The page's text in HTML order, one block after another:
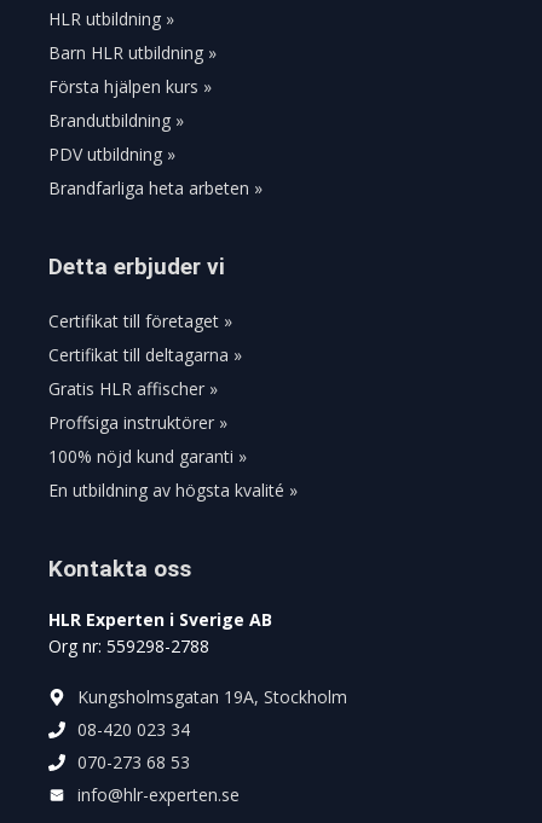
HLR utbildning »
Barn HLR utbildning »
Första hjälpen kurs »
Brandutbildning »
PDV utbildning »
Brandfarliga heta arbeten »
Detta erbjuder vi
Certifikat till företaget »
Certifikat till deltagarna »
Gratis HLR affischer »
Proffsiga instruktörer »
100% nöjd kund garanti »
En utbildning av högsta kvalité »
Kontakta oss
HLR Experten i Sverige AB
Org nr: 559298-2788
Kungsholmsgatan 19A, Stockholm
08-420 023 34
070-273 68 53
info@hlr-experten.se